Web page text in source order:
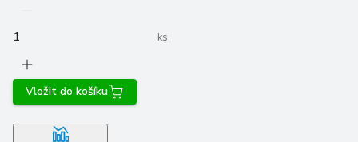
ks
Vložit do košíku